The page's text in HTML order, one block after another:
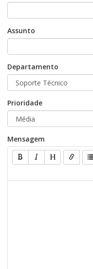
Assunto
Departamento
Prioridade
Mensagem